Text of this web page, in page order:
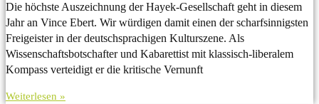
Die höchste Auszeichnung der Hayek-Gesellschaft geht in diesem
Jahr an Vince Ebert. Wir würdigen damit einen der scharfsinnigsten
Freigeister in der deutschsprachigen Kulturszene. Als
Wissenschaftsbotschafter und Kabarettist mit klassisch-liberalem
Kompass verteidigt er die kritische Vernunft
Weiterlesen »